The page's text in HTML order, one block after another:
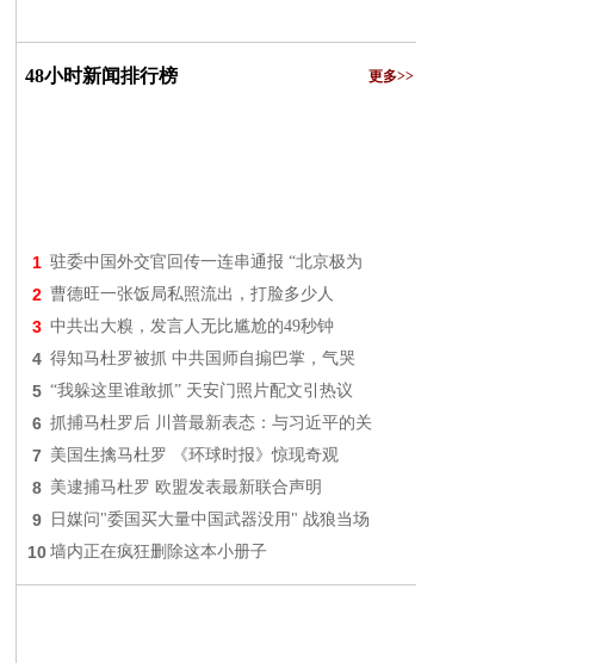
48小时新闻排行榜 更多>>
1 驻委中国外交官回传一连串通报 “北京极为
2 曹德旺一张饭局私照流出，打脸多少人
3 中共出大糗，发言人无比尴尬的49秒钟
4 得知马杜罗被抓 中共国师自搧巴掌，气哭
5 “我躲这里谁敢抓” 天安门照片配文引热议
6 抓捕马杜罗后 川普最新表态：与习近平的关
7 美国生擒马杜罗 《环球时报》惊现奇观
8 美逮捕马杜罗 欧盟发表最新联合声明
9 日媒问"委国买大量中国武器没用" 战狼当场
10 墙内正在疯狂删除这本小册子